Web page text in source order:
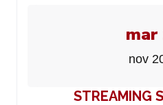
mar
nov
STREAMING